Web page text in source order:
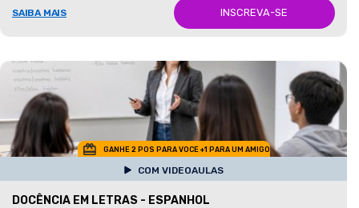
SAIBA MAIS INSCREVA-SE
GANHE 2 POS PARA VOCE +1 PARA UM AMIGO
COM VIDEOAULAS
DOCÊNCIA EM LETRAS - ESPANHOL